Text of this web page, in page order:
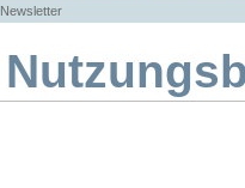
Newsletter